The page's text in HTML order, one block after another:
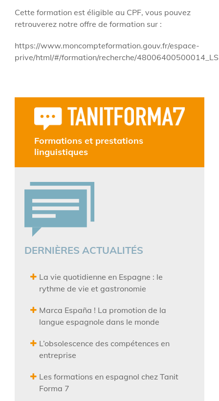
Cette formation est éligible au CPF, vous pouvez
retrouverez notre offre de formation sur :
https://www.moncompteformation.gouv.fr/espace-
prive/html/#/formation/recherche/
Formations et prestations
linguistiques
DERNIÈRES ACTUALITÉS
La vie quotidienne en Espagne : le
rythme de vie et gastronomie
Marca España ! La promotion de la
langue espagnole dans le monde
L’obsolescence des compétences en
entreprise
Les formations en espagnol chez Tanit
Forma 7